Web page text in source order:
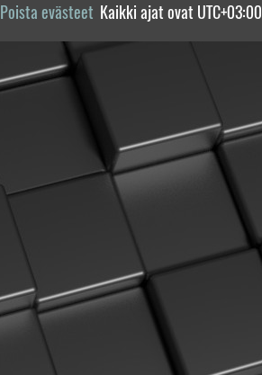
Kaikki ajat ovat UTC+03:00
Poista evästeet